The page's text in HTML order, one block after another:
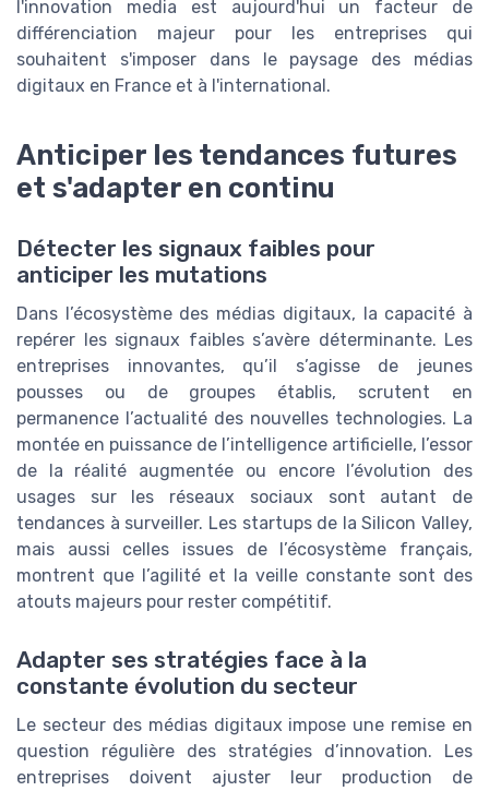
l'innovation media est aujourd'hui un facteur de
différenciation majeur pour les entreprises qui
souhaitent s'imposer dans le paysage des médias
digitaux en France et à l'international.
Anticiper les tendances futures
et s'adapter en continu
Détecter les signaux faibles pour
anticiper les mutations
Dans l’écosystème des médias digitaux, la capacité à
repérer les signaux faibles s’avère déterminante. Les
entreprises innovantes, qu’il s’agisse de jeunes
pousses ou de groupes établis, scrutent en
permanence l’actualité des nouvelles technologies. La
montée en puissance de l’intelligence artificielle, l’essor
de la réalité augmentée ou encore l’évolution des
usages sur les réseaux sociaux sont autant de
tendances à surveiller. Les startups de la Silicon Valley,
mais aussi celles issues de l’écosystème français,
montrent que l’agilité et la veille constante sont des
atouts majeurs pour rester compétitif.
Adapter ses stratégies face à la
constante évolution du secteur
Le secteur des médias digitaux impose une remise en
question régulière des stratégies d’innovation. Les
entreprises doivent ajuster leur production de